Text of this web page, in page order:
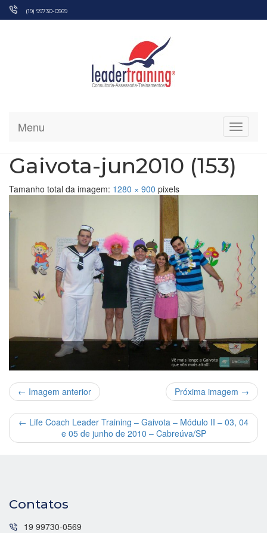
Pular
(19) 99730-0569
Menu
Gaivota-jun2010 (153)
Tamanho total da imagem: 1280 × 900 pixels
← Imagem anterior Próxima imagem →
← Life Coach Leader Training – Gaivota – Módulo II – 03, 04
e 05 de junho de 2010 – Cabreúva/SP
Contatos
19 99730-0569